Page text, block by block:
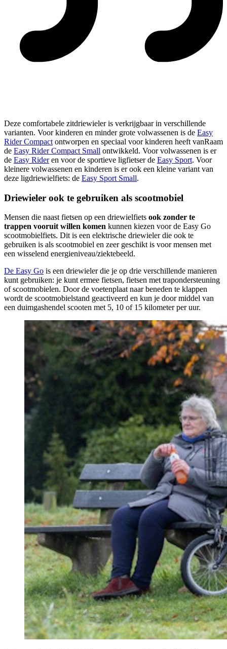
Deze comfortabele zitdriewieler is verkrijgbaar in verschillende
varianten. Voor kinderen en minder grote volwassenen is de Easy
Rider Compact ontworpen en speciaal voor kinderen heeft vanRaam
de Easy Rider Compact Small ontwikkeld. Voor volwassenen is er
de Easy Rideren voor de sportieve ligfietser de Easy Sport. Voor
kleinere volwassenen en kinderen is er ook een kleine variant van
deze ligdriewielfiets: de Easy Sport Small.
Driewieler ook te gebruiken als scootmobiel
Mensen die naast fietsen op een driewielfiets ook zonder te
trappen vooruit willen komen kunnen kiezen voor de Easy Go
scootmobielfiets. Dit is een elektrische driewieler die ook te
gebruiken is als scootmobiel en zeer geschikt is voor mensen met
een wisselend energieniveau/ziektebeeld.
De Easy Go is een driewieler die je op drie verschillende manieren
kunt gebruiken: je kunt ermee fietsen, fietsen met trapondersteuning
of scootmobielen. Door de voetenplaat naar beneden te klappen
wordt de scootmobielstand geactiveerd en kun je door middel van
een duimgashendel scooten met 5, 10 of 15 kilometer per uur.